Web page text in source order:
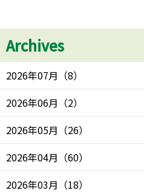
Archives
2026年07月 （8）
2026年06月 （2）
2026年05月 （26）
2026年04月 （60）
2026年03月 （18）